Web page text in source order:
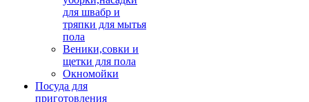
для швабр и
тряпки для мытья
пола
Веники,совки и
щетки для пола
Окномойки
Посуда для
приготовления